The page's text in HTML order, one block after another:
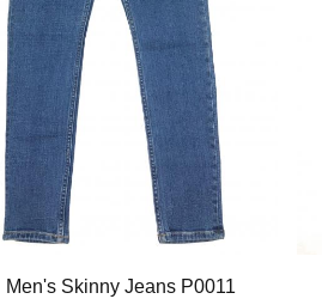
Men's Skinny Jeans P0011